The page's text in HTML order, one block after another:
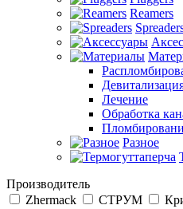
Reamers
Лечение
Обработка
Разное
Производитель
Zhermack
СТРУМ